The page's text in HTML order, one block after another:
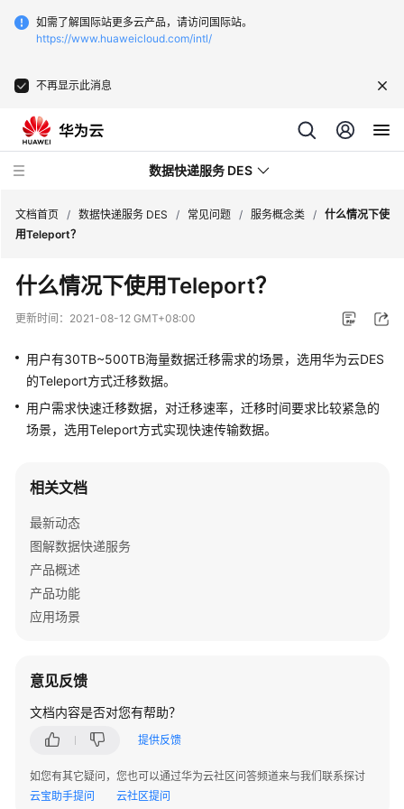
如需了解国际站更多云产品，请访问国际站。
https://www.huaweicloud.com/intl/
不再显示此消息
数据快递服务 DES
新
动
产
品
介
绍
速
入
门
用
户
指
常
问
服
务
文档首页 / 数据快递服务 DES / 常见问题 / 服务概念类 / 什么情况下使
用Teleport？
什么情况下使用Teleport？
更新时间： 2021-08-12 GMT+08:00
用户有30TB~500TB海量数据迁移需求的场景，选用华为云DES
的Teleport方式迁移数据。
用户需求快速迁移数据，对迁移速率，迁移时间要求比较紧急的
场景，选用Teleport方式实现快速传输数据。
相关文档
最新动态
图解数据快递服务
产品概述
产品功能
应用场景
意见反馈
文档内容是否对您有帮助？
提供反馈
如您有其它疑问，您也可以通过华为云社区问答频道来与我们联系探讨
云宝助手提问
云社区提问